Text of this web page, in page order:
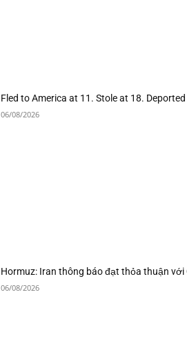
Fled to America at 11. Stole at 18.
06/08/2026
Hormuz: Iran thông báo đạt thỏa thuận
06/08/2026